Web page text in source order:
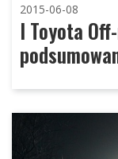
2015-06-08
I Toyota